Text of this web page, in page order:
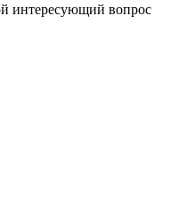
интересующий вопрос